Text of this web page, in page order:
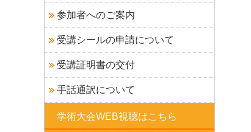
参加者へのご案内
受講シールの申請について
受講証明書の交付
手話通訳について
学術大会WEB視聴はこちら